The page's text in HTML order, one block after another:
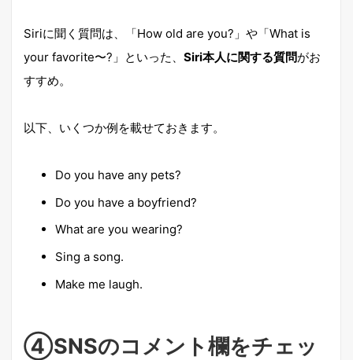
Siriに聞く質問は、「How old are you?」や「What is
your favorite〜?」といった、 Siri本人に関する質問がお
すすめ。
以下、いくつか例を載せておきます。
Do you have any pets?
Do you have a boyfriend?
What are you wearing?
Sing a song.
Make me laugh.
④SNSのコメント欄をチェッ